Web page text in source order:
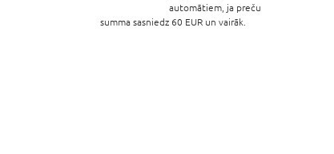
automātiem, ja preču
summa sasniedz 60 EUR un vairāk.